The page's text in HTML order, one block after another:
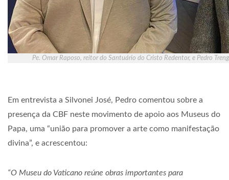
Pe. Omar Raposo, reitor do Santuário do Cristo Redentor, e Pedro
Em entrevista a Silvonei José, Pedro comentou sobre a
presença da CBF neste movimento de apoio aos Museus do
Papa, uma “união para promover a arte como manifestação
divina”, e acrescentou:
“O Museu do Vaticano reúne obras importantes para